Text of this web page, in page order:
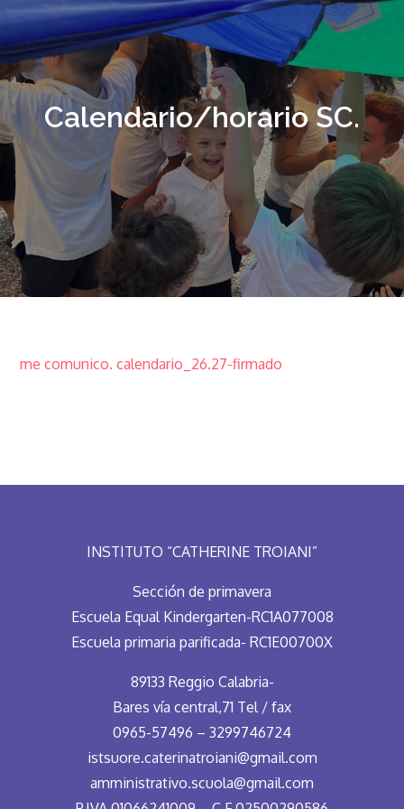
Calendario/horario SC.
me comunico. calendario_26.27-firmado
INSTITUTO “CATHERINE TROIANI”
Sección de primavera
Escuela Equal Kindergarten-RC1A077008
Escuela primaria parificada- RC1E00700X
89133 Reggio Calabria-
Bares vía central,71 Tel / fax
0965-57496 – 3299746724
istsuore.caterinatroiani@gmail.com
amministrativo.scuola@gmail.com